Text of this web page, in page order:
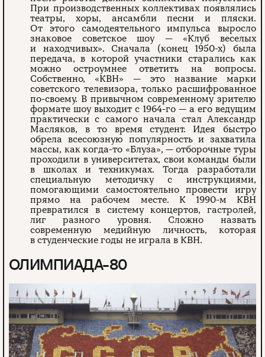
При производственных коллективах появлялись
театры, хоры, ансамбли песни и пляски.
От этого самодеятельного импульса выросло
знаковое советское шоу — «Клуб веселых
и находчивых». Сначала (конец 1950-х) была
передача, в которой участники старались как
можно остроумнее ответить на вопросы.
Собственно, «КВН» — это название марки
советского телевизора, только расшифрованное
по-своему. В привычном современному зрителю
формате шоу выходит с 1964-го — а его ведущим
практически с самого начала стал Александр
Масляков, в то время студент. Идея быстро
обрела всесоюзную популярность и захватила
массы, как когда-то «Блуза», — отборочные туры
проходили в университетах, свои команды были
в школах и техникумах. Тогда разработали
специальную методичку с инструкциями,
помогающими самостоятельно провести игру
прямо на рабочем месте. К 1990-м КВН
превратился в систему концертов, гастролей,
лиг разного уровня. Сложно назвать
современную медийную личность, которая
в студенческие годы не играла в КВН.
ОЛИМПИАДА-80